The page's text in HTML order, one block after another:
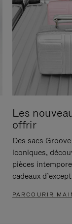
Les
offrir
Des sacs
iconiques,
pièces
cadeaux
PARCOURIR